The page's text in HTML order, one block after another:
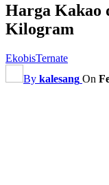
Harga Kakao
Kilogram
EkobisTernate
By kalesang On